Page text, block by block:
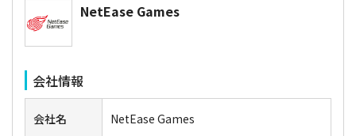
NetEase Games
会社情報
会社名 NetEase Games